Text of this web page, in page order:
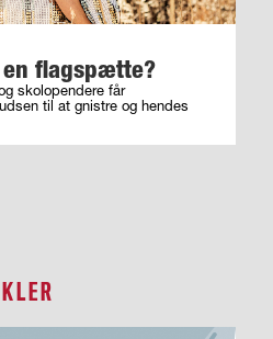
en flagspætte?
skolopendere får
til at gnistre og hendes